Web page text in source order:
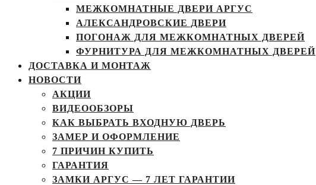
МЕЖКОМНАТНЫЕ ДВЕРИ АРГУС
АЛЕКСАНДРОВСКИЕ ДВЕРИ
ПОГОНАЖ ДЛЯ МЕЖКОМНАТНЫХ ДВЕРЕЙ
ФУРНИТУРА ДЛЯ МЕЖКОМНАТНЫХ ДВЕРЕЙ
ДОСТАВКА И МОНТАЖ
НОВОСТИ
АКЦИИ
ВИДЕООБЗОРЫ
КАК ВЫБРАТЬ ВХОДНУЮ ДВЕРЬ
ЗАМЕР И ОФОРМЛЕНИЕ
7 ПРИЧИН КУПИТЬ
ГАРАНТИЯ
ЗАМКИ АРГУС — 7 ЛЕТ ГАРАНТИИ